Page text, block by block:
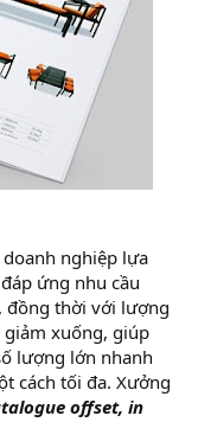
nghiệp lựa
ứng nhu cầu
đồng thời với lượng
xuống, giúp
lượng lớn nhanh
cách tối đa. Xưởng
offset, in